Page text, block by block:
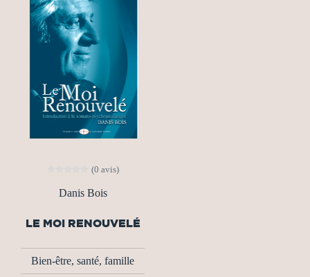
(0 avis)
Danis Bois
LE MOI RENOUVELÉ
Bien-être, santé, famille